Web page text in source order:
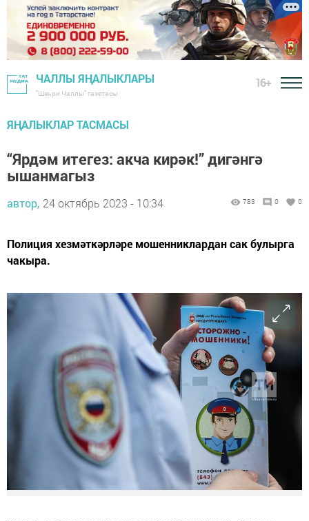
ЧАЛЛЫ ЯҢАЛЫКЛАРЫ
"Шәһри Чаллы" газетасы
16+
ЯҢАЛЫКЛАР ТАСМАСЫ
“Ярдәм итегез: акча кирәк!” дигәнгә
ышанмагыз
автор, 24 октябрь 2023 - 10:34 783 0 0
Полиция хезмәткәрләре мошенниклардан сак булырга
чакыра.